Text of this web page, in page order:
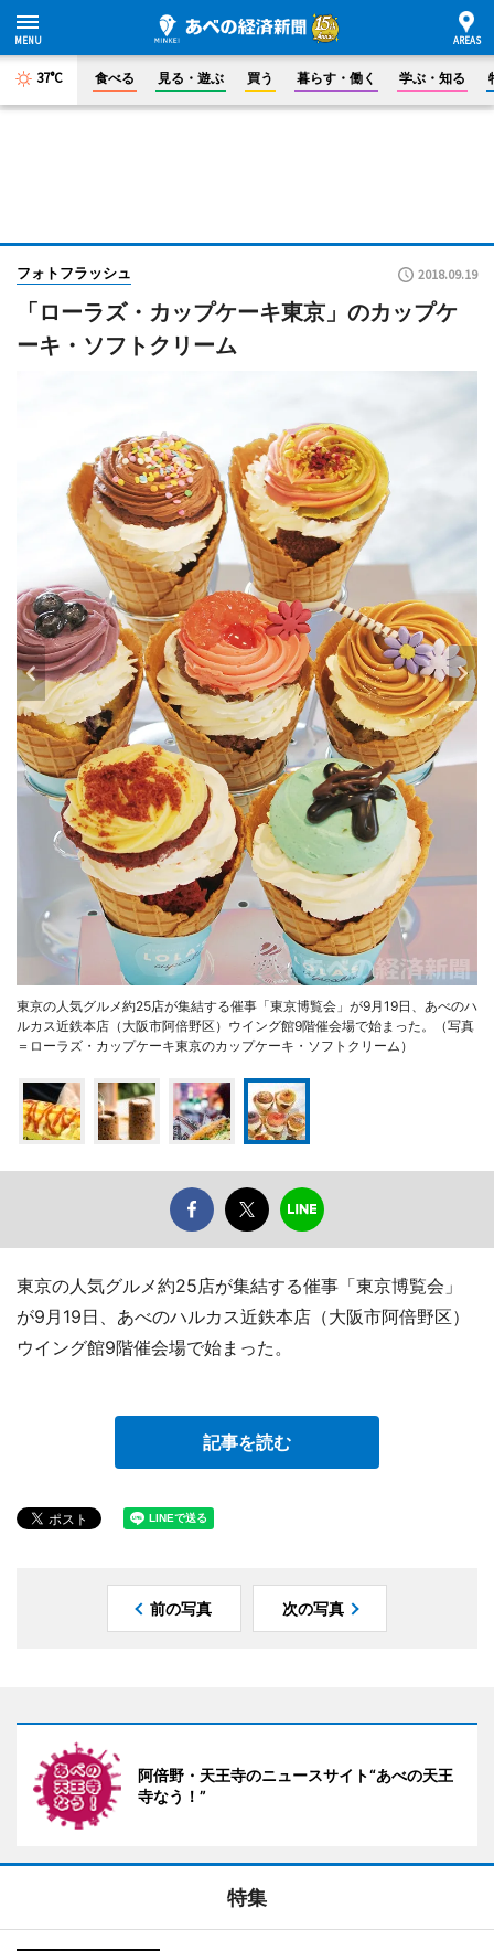
37°C 食べる 見る・遊ぶ 買う 暮らす・働く 学ぶ・知る
フォトフラッシュ 2018.09.19
「ローラズ・カップケーキ東京」のカップケ
ーキ・ソフトクリーム
東京の人気グルメ約25店が集結する催事「東京博覧会」が9月19日、あべのハ
ルカス近鉄本店（大阪市阿倍野区）ウイング館9階催会場で始まった。（写真
＝ローラズ・カップケーキ東京のカップケーキ・ソフトクリーム）
東京の人気グルメ約25店が集結する催事「東京博覧会」
が9月19日、あべのハルカス近鉄本店（大阪市阿倍野区）
ウイング館9階催会場で始まった。
記事を読む
前の写真 次の写真
阿倍野・天王寺のニュースサイト“あべの天王
寺なう！”
特集